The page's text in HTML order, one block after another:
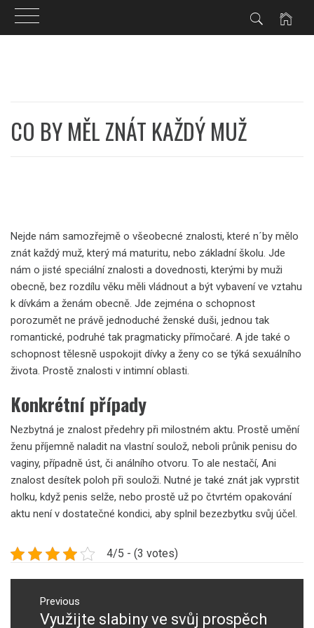
CO BY MĚL ZNÁT KAŽDÝ MUŽ
Nejde nám samozřejmě o všeobecné znalosti, které n´by mělo
znát každý muž, který má maturitu, nebo základní školu. Jde
nám o jisté speciální znalosti a dovednosti, kterými by muži
obecně, bez rozdílu věku měli vládnout a být vybavení ve vztahu
k dívkám a ženám obecně. Jde zejména o schopnost
porozumět ne právě jednoduché ženské duši, jednou tak
romantické, podruhé tak pragmaticky přímočaré. A jde také o
schopnost tělesně uspokojit dívky a ženy co se týká sexuálního
života. Prostě znalosti v intimní oblasti.
Konkrétní případy
Nezbytná je znalost předehry při milostném aktu. Prostě umění
ženu příjemně naladit na vlastní soulož, neboli průnik penisu do
vaginy, případně úst, či análního otvoru. To ale nestačí, Ani
znalost desítek poloh při souloži. Nutné je také znát jak vyprstit
holku, když penis selže, nebo prostě už po čtvrtém opakování
aktu není v dostatečné kondici, aby splnil bezezbytku svůj účel.
4/5 - (3 votes)
Navigace
Previous
Previous
Využijte slabiny ve svůj prospěch